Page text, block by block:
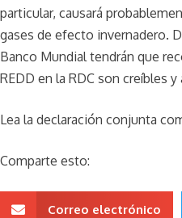
particular, causará
gases de efecto invernadero.
Banco Mundial tendrán que
REDD en la RDC son creíbles y
Lea la declaración conjunta
Comparte esto:
Correo electrónico